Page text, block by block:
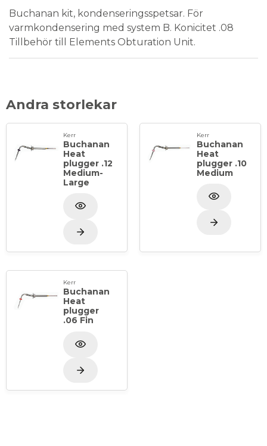
Buchanan kit, kondenseringsspetsar. För
varmkondensering med system B. Konicitet .08
Tillbehör till Elements Obturation Unit.
Andra storlekar
Kerr
Buchanan
Heat
plugger .12
Medium-
Large
Kerr
Buchanan
Heat
plugger .10
Medium
Kerr
Buchanan
Heat
plugger
.06 Fin